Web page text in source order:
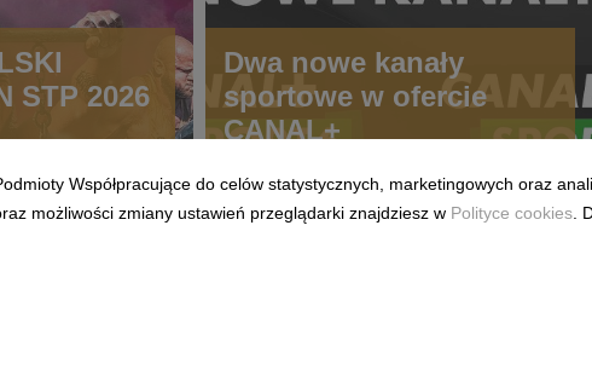
STP 2026
Dwa nowe kanały
sportowe w ofercie
CANAL+
Współpracujące do celów statystycznych, marketingowych oraz
możliwości zmiany ustawień przeglądarki znajdziesz w Polityce cookies .